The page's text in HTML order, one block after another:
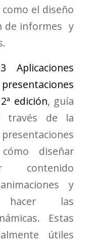
el diseño
de informes y
Aplicaciones
edición, guía
través de la
diseñar
contenido
y
hacer las
Estas
útiles